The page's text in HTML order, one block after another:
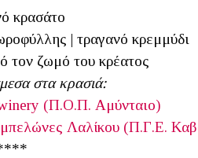
κρασάτο
| τραγανό κρεμμύδι
τον ζωμό του κρέατος
στα κρασιά:
(Π.Ο.Π. Αμύνταιο)
Λαλίκου (Π.Γ.Ε.